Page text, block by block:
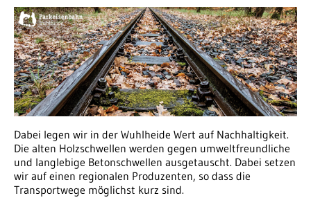
Dabei legen wir in der Wuhlheide Wert auf Nachhaltigkeit.
Die alten Holzschwellen werden gegen umweltfreundliche
und langlebige Betonschwellen ausgetauscht. Dabei setzen
wir auf einen regionalen Produzenten, so dass die
Transportwege möglichst kurz sind.